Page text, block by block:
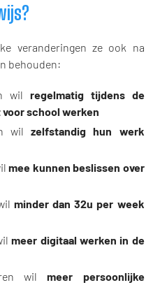
veranderingen ze ook na
behouden:
wil regelmatig tijdens de
school werken
wilzelfstandig hun werk
mee kunnen beslissen over
minder dan 32u per week
meer digitaal werken in de
wilmeer persoonlijke